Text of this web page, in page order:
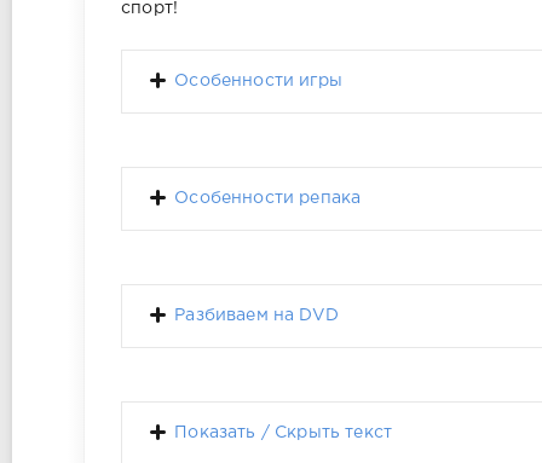
спорт!
Особенности игры
Особенности репака
Разбиваем на DVD
Показать / Скрыть текст